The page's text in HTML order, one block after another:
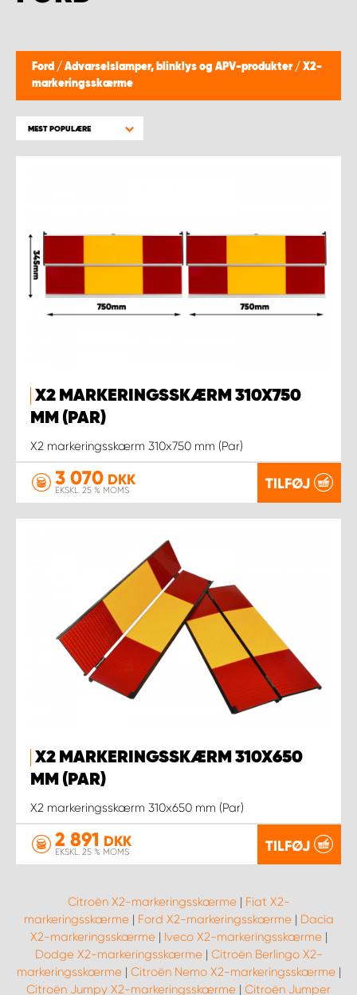
Ford / Advarselslamper, blinklys og APV-produkter / X2-
markeringsskærme
MEST POPULÆRE
X2 MARKERINGSSKÆRM 310X750
MM (PAR)
X2 markeringsskærm 310x750 mm (Par)
3 070 DKK
EKSKL. 25 % MOMS TILFØJ
X2 MARKERINGSSKÆRM 310X650
MM (PAR)
X2 markeringsskærm 310x650 mm (Par)
2 891 DKK
EKSKL. 25 % MOMS TILFØJ
Citroën X2-markeringsskærme| Fiat X2-
markeringsskærme| Ford X2-markeringsskærme| Dacia
X2-markeringsskærme| Iveco X2-markeringsskærme|
Dodge X2-markeringsskærme| Citroën Berlingo X2-
markeringsskærme| Citroën Nemo X2-markeringsskærme|
Citroën Jumpy X2-markeringsskærme | Citroën Jumper